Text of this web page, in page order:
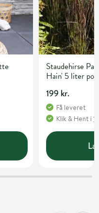
Staudehirse
Hain' 5 liter
199 kr.
Få leveret
Klik & Hent i